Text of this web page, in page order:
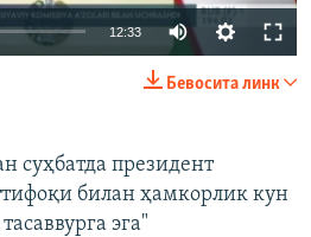
1080p
12:33 Auto
720p
Бевосита линк
суҳбатда президент
билан ҳамкорлик кун
эга"